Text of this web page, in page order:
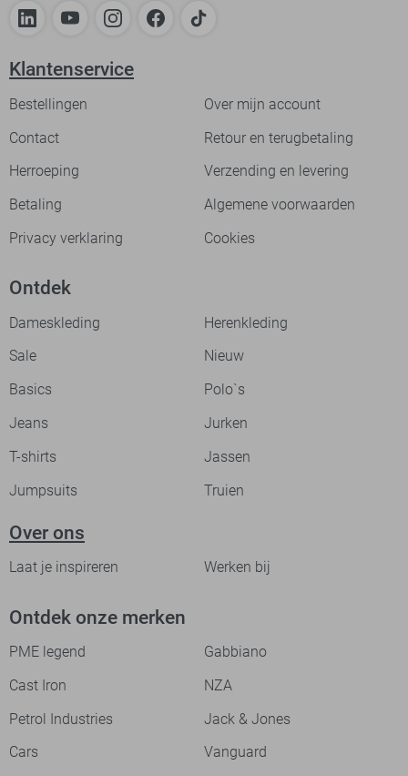
Klantenservice
Bestellingen
Over mijn account
Contact
Retour en terugbetaling
Herroeping
Verzending en levering
Betaling
Algemene voorwaarden
Privacy verklaring
Cookies
Ontdek
Dameskleding
Herenkleding
Sale
Nieuw
Basics
Polo`s
Jeans
Jurken
T-shirts
Jassen
Jumpsuits
Truien
Over ons
Laat je inspireren Werken bij
Ontdek onze merken
PME legend
Gabbiano
Cast Iron
NZA
Petrol Industries
Jack & Jones
Cars
Vanguard